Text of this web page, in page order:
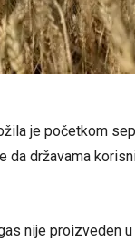
je početkom
da državama
nije proizveden